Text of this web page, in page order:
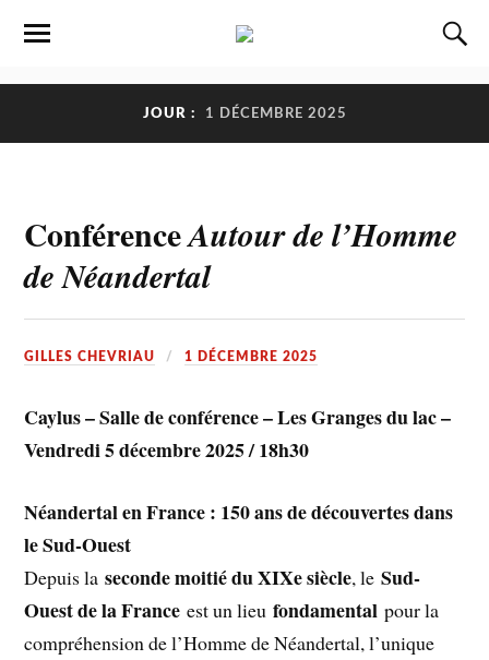
JOUR : 1 DÉCEMBRE 2025
ConférenceAutour de l’Homme
de Néandertal
GILLES CHEVRIAU 1 DÉCEMBRE 2025
Caylus – Salle de conférence – Les Granges du lac –
Vendredi 5 décembre 2025 / 18h30
Néandertal en France : 150 ans de découvertes dans
le Sud-Ouest
Depuis laseconde moitié du XIXe siècle, leSud-
Ouest de la France est un lieufondamental pour la
compréhension de l’Homme de Néandertal, l’unique